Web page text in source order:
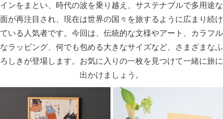
インをまとい、時代の波を乗り越え、サステナブルで多用途な
面が再注目され、現在は世界の国々を旅するように広まり続け
ている人気者です。今回は、伝統的な文様やアート、カラフル
なラッピング、何でも包める大きなサイズなど、さまざまなふ
ろしきが登場します。お気に入りの一枚を見つけて一緒に旅に
出かけましょう。